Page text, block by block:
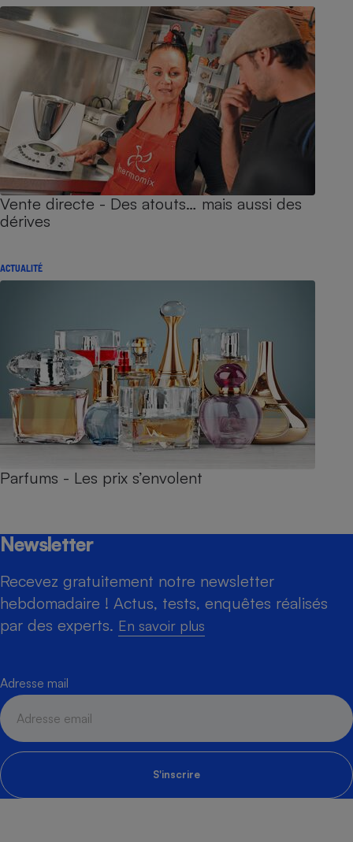
Vente directe - Des atouts… mais aussi des
dérives
ACTUALITÉ
Parfums - Les prix s’envolent
Newsletter
Recevez gratuitement notre newsletter
hebdomadaire ! Actus, tests, enquêtes réalisés
par des experts. En savoir plus
Adresse mail
S'inscrire